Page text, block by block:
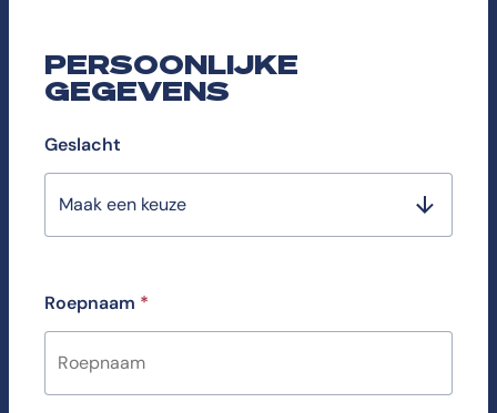
PERSOONLIJKE
GEGEVENS
Geslacht
Maak een keuze
Roepnaam *